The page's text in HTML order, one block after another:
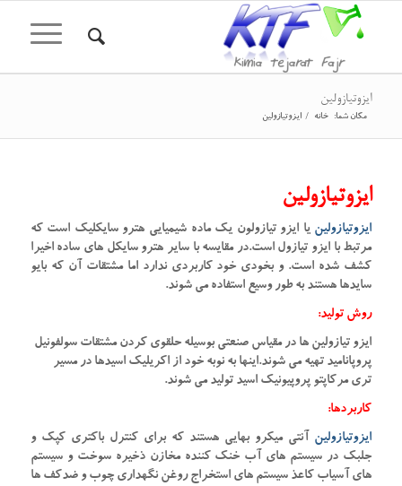
ایزوتیازولین
مکان شما: خانه / ایزوتیازولین
ایزوتیازولین
ایزوتیازولین یا ایزو تیازولون یک ماده شیمیایی هترو سایکلیک است که
مرتبط با ایزو تیازول است.در مقایسه با سایر هترو سایکل های ساده اخیرا
کشف شده است. و بخودی خود کاربردی ندارد اما مشتقات آن که بایو
سایدها هستند به طور وسیع استفاده می شوند.
روش تولید:
ایزو تیازولین ها در مقیاس صنعتی بوسیله حلقوی کردن مشتقات سولفونیل
پروپانامید تهیه می شوند.اینها به نوبه خود از اکریلیک اسیدها در مسیر
تری مرکاپتو پروپیونیک اسید تولید می شوند.
کاربردها:
ایزوتیازولین آنتی میکرو بهایی هستند که برای کنترل باکتری کپک و
جلبک در سیستم های آب خنک کننده مخازن ذخیره سوخت و سیستم
های آسیاب کاعذ سیستم های استخراج روغن نگهداری چوب و ضدکف ها